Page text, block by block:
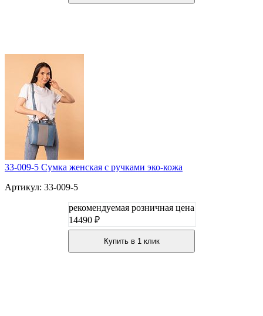
33-009-5 Сумка женская с ручками эко-кожа
Артикул: 33-009-5
рекомендуемая розничная цена
14490 ₽
Купить в 1 клик